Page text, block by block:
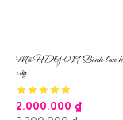
Mã HDG-019 Bình lan hồ
cây
2.000.000 ₫